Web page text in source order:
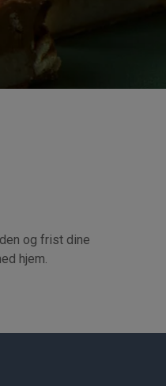
og frist dine
hjem.